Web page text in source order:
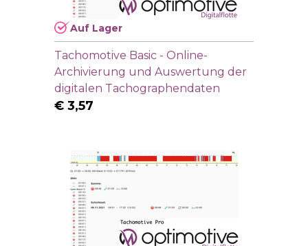
Auf Lager
Tachomotive Basic - Online-
Archivierung und Auswertung der
digitalen Tachographendaten
€ 3,57